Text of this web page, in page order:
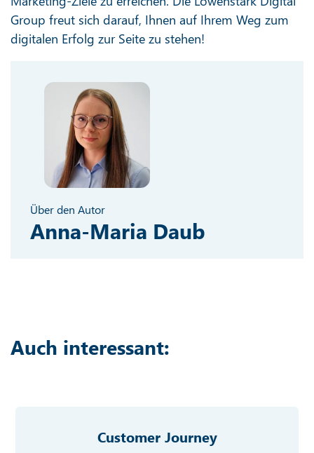
Group freut sich darauf, Ihnen auf Ihrem Weg zum
digitalen Erfolg zur Seite zu stehen!
Über den Autor
Anna-Maria Daub
Auch interessant:
Customer Journey